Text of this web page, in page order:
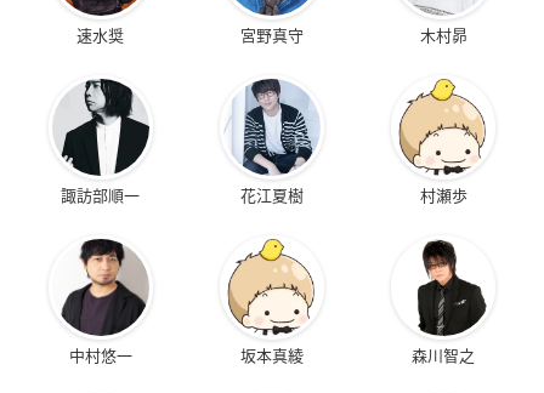
速水奨 宮野真守 木村昴
諏訪部順一 花江夏樹 村瀬歩
中村悠一 坂本真綾 森川智之